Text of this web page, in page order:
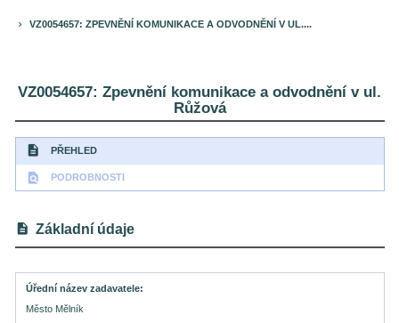
keyboard_arrow_right VZ0054657: ZPEVNĚNÍ KOMUNIKACE A ODVODNĚNÍ V UL....
VZ0054657: Zpevnění komunikace a odvodnění v ul.
Růžová
description PŘEHLED
find_in_page PODROBNOSTI
description Základní údaje
Úřední název zadavatele
Město Mělník